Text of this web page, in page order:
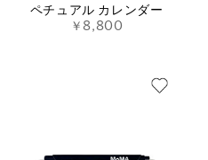
ペチュアル カレンダー
￥8,800